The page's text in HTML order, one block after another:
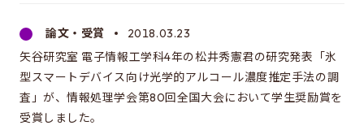
論文・受賞
2018.03.23
矢谷研究室 電子情報工学科4年の松井秀憲君の研究発表「氷
型スマートデバイス向け光学的アルコール濃度推定手法の調
査」が、情報処理学会第80回全国大会において学生奨励賞を
受賞しました。